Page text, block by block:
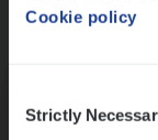
Cookie policy
Selection
Strictly